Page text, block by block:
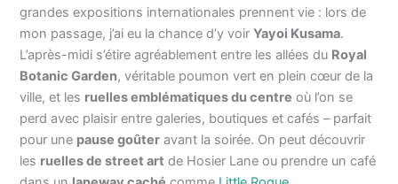
grandes expositions internationales prennent vie : lors de
mon passage, j’ai eu la chance d’y voirYayoi Kusama.
L’après-midi s’étire agréablement entre les allées du Royal
Botanic Garden, véritable poumon vert en plein cœur de la
ville, et les ruelles emblématiques du centre où l’on se
perd avec plaisir entre galeries, boutiques et cafés – parfait
pour une pause goûter avant la soirée. On peut découvrir
les ruelles de street art de Hosier Lane ou prendre un café